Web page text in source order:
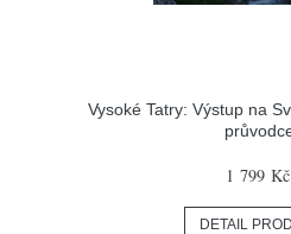
Vysoké Tatry: Výstup na
1 799 Kč
DETAIL